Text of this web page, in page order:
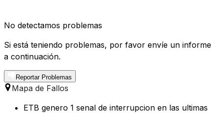
No detectamos problemas
Si está teniendo problemas, por favor envíe un informe
a continuación.
Reportar Problemas
Mapa de Fallos
ETB genero 1 senal de interrupcion en las ultimas